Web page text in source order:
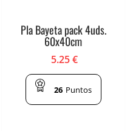
Pla Bayeta pack 4uds.
60x40cm
5.25€
26 Puntos